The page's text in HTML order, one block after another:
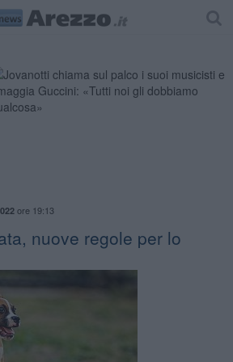
ore 19:13
nuove regole per lo